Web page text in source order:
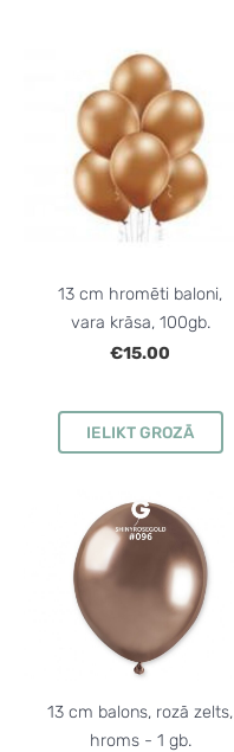
13 cm hromēti baloni,
vara krāsa, 100gb.
€15.00
IELIKT GROZĀ
13 cm balons, rozā zelts,
hroms - 1 gb.